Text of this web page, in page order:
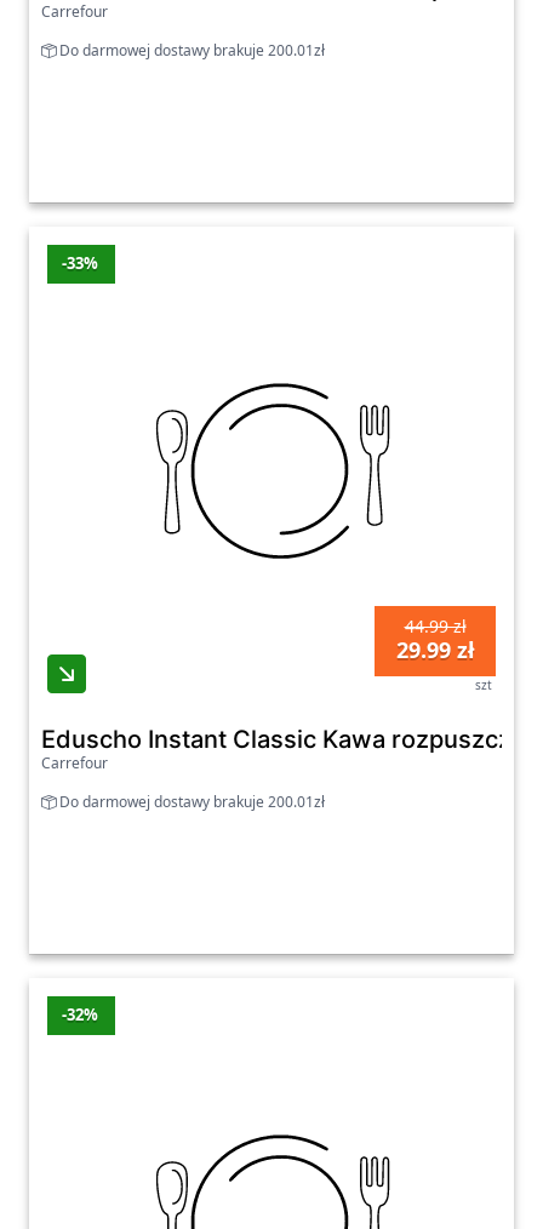
Carrefour
Do darmowej dostawy brakuje 200.01zł
-33%
44.99 zł
29.99 zł
szt
Eduscho Instant Classic Kawa
Carrefour
Do darmowej dostawy brakuje 200.01zł
-32%